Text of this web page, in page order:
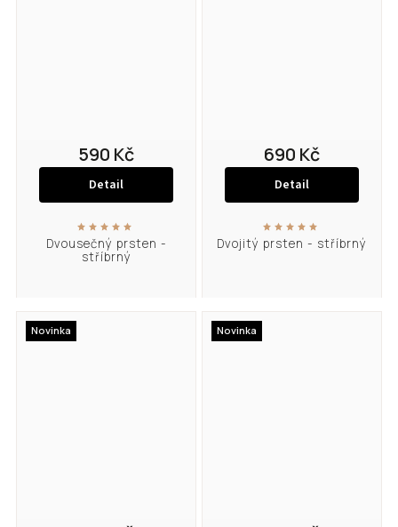
Dvousečný prsten -
stříbrný
590 Kč
Detail
Dvojitý prsten - stříbrný
690 Kč
Detail
Novinka Novinka